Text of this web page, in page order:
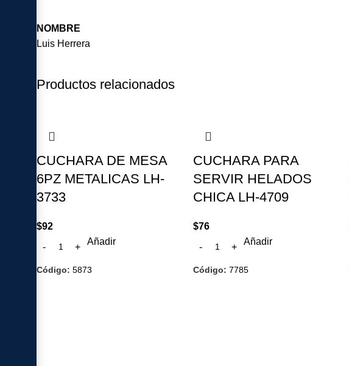
NOMBRE
Luis Herrera
Productos relacionados
CUCHARA DE MESA
6PZ METALICAS LH-
3733
$92
Añadir
Código: 5873
CUCHARA PARA
SERVIR HELADOS
CHICA LH-4709
$76
Añadir
Código:7785